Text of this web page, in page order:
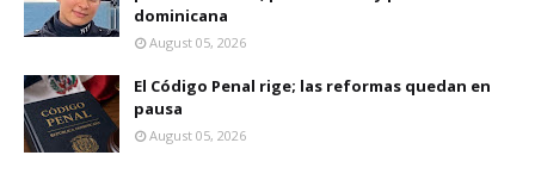
dominicana
August 05, 2026
El Código Penal rige; las reformas quedan en
pausa
August 05, 2026